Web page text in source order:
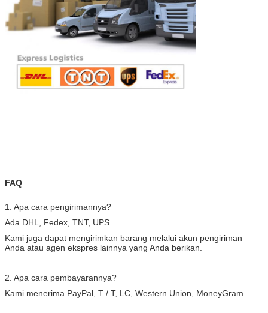
FAQ
1. Apa cara pengirimannya?
Ada DHL, Fedex, TNT, UPS.
Kami juga dapat mengirimkan barang melalui akun pengiriman
Anda atau agen ekspres lainnya yang Anda berikan.
2. Apa cara pembayarannya?
Kami menerima PayPal, T / T, LC, Western Union, MoneyGram.